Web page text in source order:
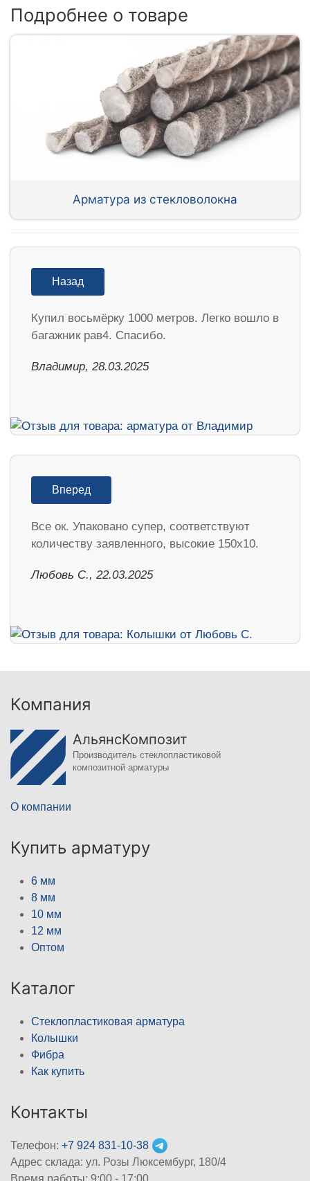
Подробнее о товаре
Арматура из стекловолокна
Назад
Купил восьмёрку 1000 метров. Легко вошло в
багажник рав4. Спасибо.
Владимир, 28.03.2025
Вперед
Все ок. Упаковано супер, соответствуют
количеству заявленного, высокие 150х10.
Любовь С., 22.03.2025
Компания
АльянсКомпозит
Производитель стеклопластиковой
композитной арматуры
О компании
Купить арматуру
6 мм
8 мм
10 мм
12 мм
Оптом
Каталог
Стеклопластиковая арматура
Колышки
Фибра
Как купить
Контакты
Телефон: +7 924 831-10-38
Адрес склада: ул. Розы Люксембург, 180/4
Время работы: 9:00 - 17:00